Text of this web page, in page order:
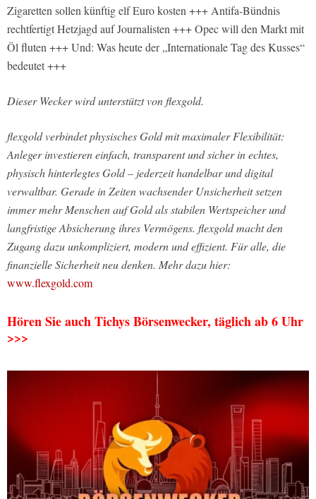
Zigaretten sollen künftig elf Euro kosten +++ Antifa-Bündnis
rechtfertigt Hetzjagd auf Journalisten +++ Opec will den Markt mit
Öl fluten +++ Und: Was heute der „Internationale Tag des Kusses“
bedeutet +++
Dieser Wecker wird unterstützt von flexgold.
flexgold verbindet physisches Gold mit maximaler Flexibilität:
Anleger investieren einfach, transparent und sicher in echtes,
physisch hinterlegtes Gold – jederzeit handelbar und digital
verwaltbar. Gerade in Zeiten wachsender Unsicherheit setzen
immer mehr Menschen auf Gold als stabilen Wertspeicher und
langfristige Absicherung ihres Vermögens. flexgold macht den
Zugang dazu unkompliziert, modern und effizient. Für alle, die
finanzielle Sicherheit neu denken. Mehr dazu hier:
www.flexgold.com
Hören Sie auch Tichys Börsenwecker, täglich ab 6 Uhr
>>>